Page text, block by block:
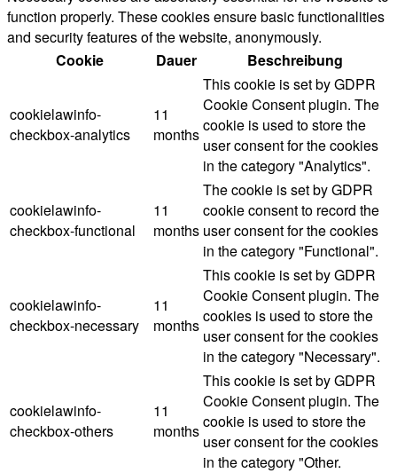
function properly. These cookies ensure basic functionalities
and security features of the website, anonymously.
Cookie
Dauer Beschreibung
cookielawinfo-
checkbox-analytics
11
months
This cookie is set by GDPR
Cookie Consent plugin. The
cookie is used to store the
user consent for the cookies
in the category "Analytics".
cookielawinfo-
checkbox-functional
11
months
The cookie is set by GDPR
cookie consent to record the
user consent for the cookies
in the category "Functional".
cookielawinfo-
checkbox-necessary
11
months
This cookie is set by GDPR
Cookie Consent plugin. The
cookies is used to store the
user consent for the cookies
in the category "Necessary".
cookielawinfo-
checkbox-others
11
months
This cookie is set by GDPR
Cookie Consent plugin. The
cookie is used to store the
user consent for the cookies
in the category "Other.